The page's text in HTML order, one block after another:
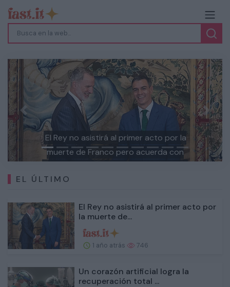
El Rey no asistirá al primer acto por la
muerte de Franco pero acuerda con
papel de la Monarquía
Previous Next
EL ÚLTIMO
El Rey no asistirá al primer acto por
la muerte de...
1 año atrás 746
Un corazón artificial logra la
recuperación total ...